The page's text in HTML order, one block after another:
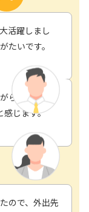
活躍しまし
たいです。
らで、
感じます。
ので、外出先